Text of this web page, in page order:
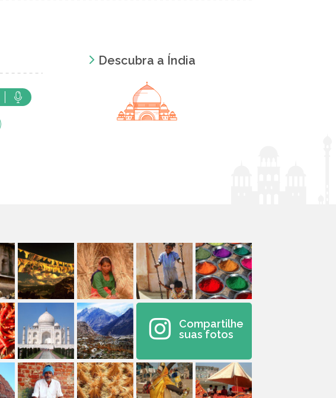
Descubra a Índia
Compartilhe
suas fotos